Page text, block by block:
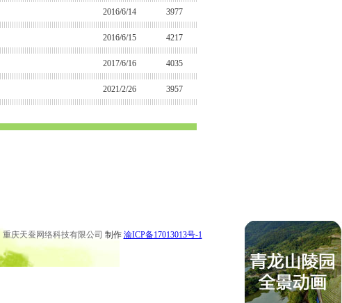
2016/6/14 3977
2016/6/15 4217
2017/6/16 4035
2021/2/26 3957
重庆天蚕网络科技有限公司 制作 渝ICP备17013013号-1